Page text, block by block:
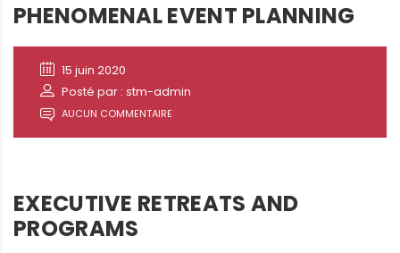
PHENOMENAL EVENT PLANNING
15 juin 2020
Posté par : stm-admin
AUCUN COMMENTAIRE
EXECUTIVE RETREATS AND
PROGRAMS